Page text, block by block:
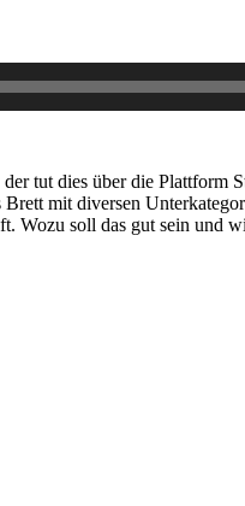
tut dies über die
mit diversen
Wozu soll das gut sein und